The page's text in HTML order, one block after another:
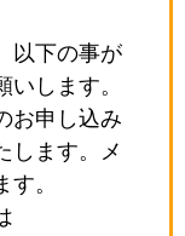
以下の事が
します。
お申し込み
します。メ
。